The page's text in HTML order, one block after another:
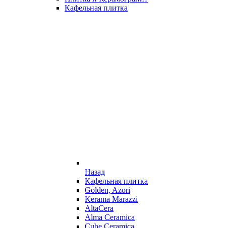
Кафельная плитка
Назад
Кафельная плитка
Golden, Azori
Kerama Marazzi
AltaCera
Alma Ceramica
Cube Ceramica